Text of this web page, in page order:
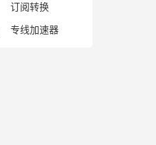
订阅转换
专线加速器